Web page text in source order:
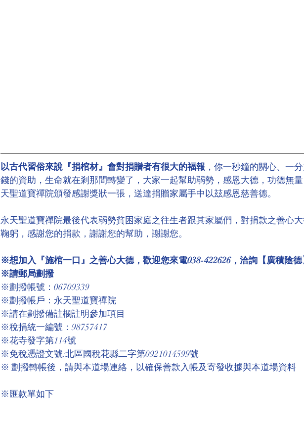
以古代習俗來說『捐棺材』會對捐贈者有很大的福報 ，你一秒鐘的關心、一
錢的資助，生命就在剎那間轉變了，大家一起幫助弱勢，感恩大德，功德無
天聖道寶禪院頒發感謝獎狀一張，送達捐贈家屬手中以玆感恩慈善德。
永天聖道寶禪院最後代表弱勢貧困家庭之往生者跟其家屬們，對捐款之善心
鞠躬，感謝您的捐款，謝謝您的幫助，謝謝您。
※想加入『施棺一口』之善心大德，歡迎您來電038-422626，洽詢【廣積陰德
※請郵局劃撥
※劃撥帳號：06709339
※劃撥帳戶：永天聖道寶禪院
※請在劃撥備註欄註明參加項目
※稅捐統一編號：98757417
※花寺發字第114號
※免稅憑證文號:北區國稅花縣二字第0921014599號
※ 劃撥轉帳後，請與本道場連絡，以確保善款入帳及寄發收據與本道場資料
※匯款單如下